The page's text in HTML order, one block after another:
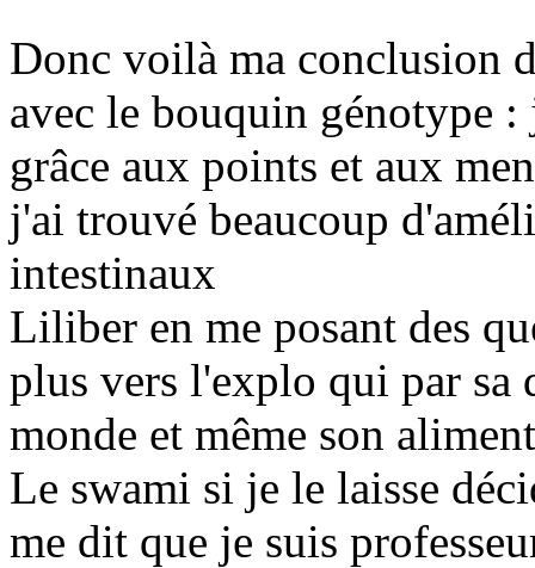
Donc voilà ma conclusion
avec le bouquin génotype
grâce aux points et aux
j'ai trouvé beaucoup
intestinaux
Liliber en me posant des
plus vers l'explo qui par sa
monde et même son
Le swami si je le laisse
me dit que je suis